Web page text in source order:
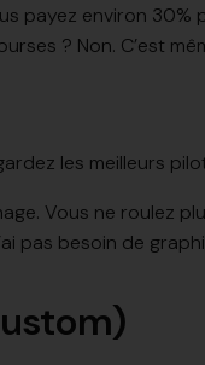
payez environ
? Non. C’est
les meilleurs
Vous ne roulez
pas besoin de